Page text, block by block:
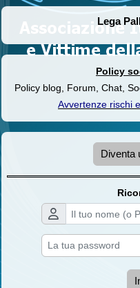
Lega
Policy
Policy blog, Forum, Chat,
Avvertenze rischi
Diventa